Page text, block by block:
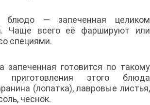
блюдо — запеченная целиком
Чаще всего её фаршируют или
специями.
запеченная готовится по такому
этого блюда
(лопатка), лавровые листья,
чеснок.